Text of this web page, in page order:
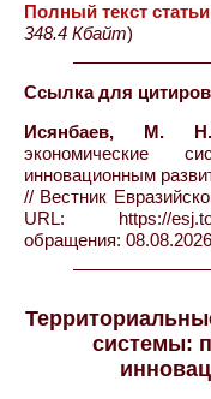
Полный текст
348.4 Кбайт)
Ссылка для
Исянбаев, М. Н.
экономические
инновационным
// Вестник
URL: https://
обращения:
системы: